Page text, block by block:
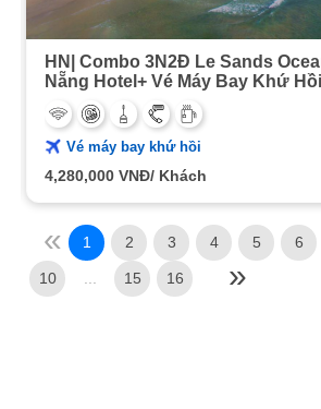
HN| Combo 3N2Đ Le Sands
Nẵng Hotel+ Vé Máy Bay Khứ Hồi
Vé máy bay khứ hồi
4,280,000 VNĐ/ Khách
1 2 3 4 5 6
10 15 16